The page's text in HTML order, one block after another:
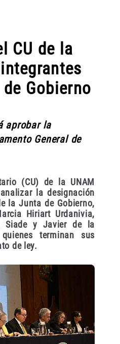
CU de la
Gobierno
aprobar la
General de
(CU) de la UNAM
la designación
la Junta de Gobierno,
Hiriart Urdanivia,
Siade y Javier de la
terminan sus
de ley.